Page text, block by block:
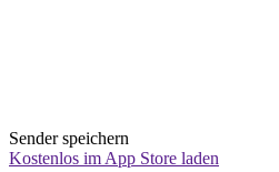
Sender speichern
Kostenlos im App Store laden